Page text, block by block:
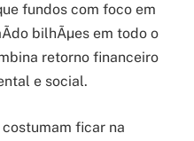
fundos com foco em
bilhÃµes em todo o
retorno financeiro
e social.
costumam ficar na